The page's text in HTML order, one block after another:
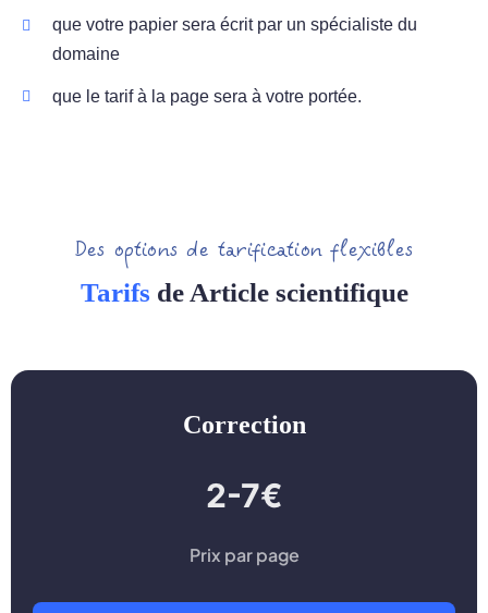
que votre papier sera écrit par un spécialiste du
domaine
que le tarif à la page sera à votre portée.
Des options de tarification flexibles
Tarifs de Article scientifique
Correction
2-7€
Prix par page